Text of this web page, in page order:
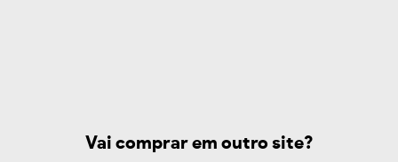
Vai comprar em outro site?